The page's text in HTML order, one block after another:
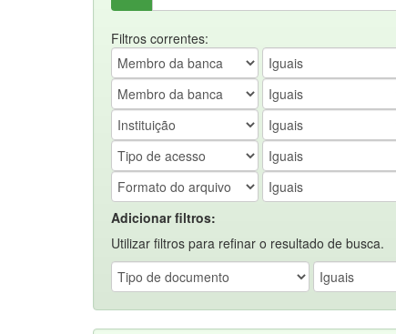
Filtros correntes:
Adicionar filtros:
Utilizar filtros para refinar o resultado de busca.